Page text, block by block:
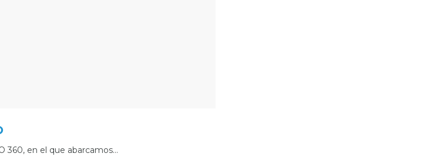
360, en el que abarcamos…